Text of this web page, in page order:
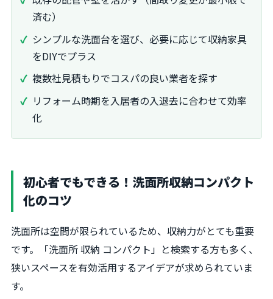
済む）
シンプルな洗面台を選び、必要に応じて収納家具
をDIYでプラス
複数社見積もりでコスパの良い業者を探す
リフォーム時期を入居者の入退去に合わせて効率
化
初心者でもできる！洗面所収納コンパクト
化のコツ
洗面所は空間が限られているため、収納力がとても重要
です。「洗面所 収納 コンパクト」と検索する方も多く、
狭いスペースを有効活用するアイデアが求められていま
す。